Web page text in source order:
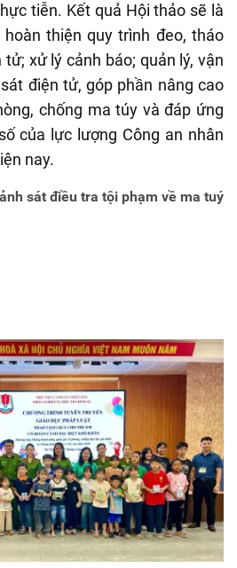
tiễn. Kết quả Hội thảo sẽ là
thiện quy trình đeo, tháo
xử lý cảnh báo; quản lý, vận
điện tử, góp phần nâng cao
chống ma túy và đáp ứng
của lực lượng Công an nhân
nay.
sát điều tra tội phạm về ma tuý